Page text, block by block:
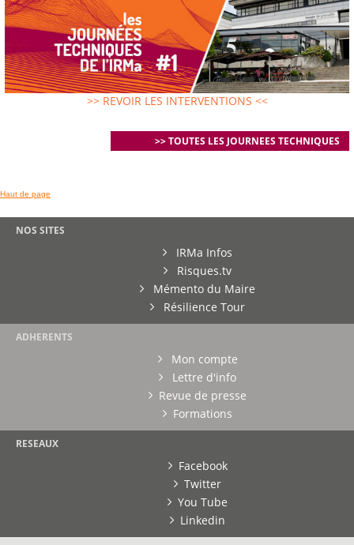
>> REVOIR LES INTERVENTIONS <<
>> TOUTES LES JOURNEES TECHNIQUES
Haut de page
NOS SITES
IRMa Infos
Risques.tv
Mémento du Maire
Résilience Tour
ADHERENTS
Mon compte
Lettre d'info
Revue de presse
Formations
RESEAUX
Facebook
Twitter
You Tube
Linkedin